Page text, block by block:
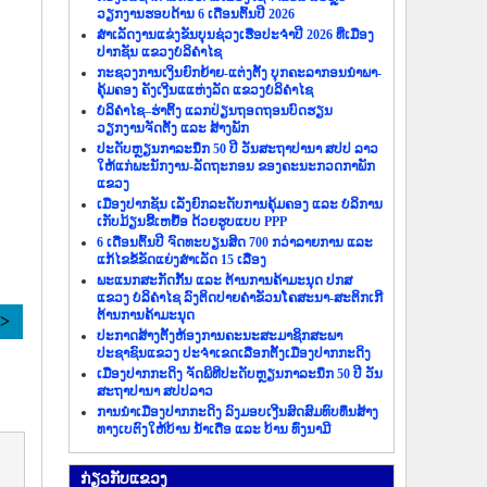
ວຽກງານຮອບດ້ານ 6 ເດືອນຕົ້ນປີ 2026
ສຳເລັດງານແຂ່ງຂັນບຸນຊ່ວງເຮືອປະຈຳປີ 2026 ທີ່ເມືອງ
ປາກຊັນ ແຂວງບໍລິຄຳໄຊ
ກະຊວງການເງິນຍົກຍ້າຍ-ແຕ່ງຕັ້ງ ບຸກຄະລາກອນນຳພາ-
ຄຸ້ມຄອງ ຄັງເງີນແແຫ່ງລັດ ແຂວງບໍລິຄຳໄຊ
ບໍລິຄຳໄຊ–ຮ່າຕິ້ງ ແລກປ່ຽນຖອດຖອນບົດຮຽນ
ວຽກງານຈັດຕັ້ງ ແລະ ສ້າງພັກ
ປະດັບຫຼຽນກາລະນຶກ 50 ປີ ວັນສະຖາປານາ ສປປ ລາວ
ໃຫ້ແກ່ພະນັກງານ-ລັດຖະກອນ ຂອງຄະນະກວດກາພັກ
ແຂວງ
ເມືອງປາກຊັນ ເລັ່ງຍົກລະດັບການຄຸ້ມຄອງ ແລະ ບໍລິການ
ເກັບມ້ຽນຂີ້ເຫຍື້ອ ດ້ວຍຮູບແບບ PPP
6 ເດືອນຕົ້ນປີ ຈົດທະບຽນສິດ 700 ກວ່າລາຍການ ແລະ
ແກ້ໄຂຂໍ້ຂັດແຍ່ງສຳເລັດ 15 ເລື່ອງ
ພະແນກສະກັດກັ້ນ ແລະ ຕ້ານການຄ້າມະນຸດ ປກສ
ແຂວງ ບໍລິຄຳໄຊ ລົງຕິດປາຍຄຳຂັວນໂຄສະນາ-ສະຕິກເກີ
ຕ້ານການຄ້າມະນຸດ
ປະກາດສ້າງຕັ້ງຫ້ອງການຄະນະສະມາຊິກສະພາ
ປະຊາຊົນແຂວງ ປະຈຳເຂດເລືອກຕັ້ງເມືອງປາກກະດິງ
ເມືອງປາກກະດິງ ຈັດພິທີປະດັບຫຼຽນກາລະນຶກ 50 ປີ ວັນ
ສະຖາປານາ ສປປລາວ
ການນຳເມືອງປາກກະດິງ ລົງມອບເງີນສົດສົມທົບທຶນສ້າງ
ທາງເບຕົງໃຫ້ບ້ານ ນ້ຳເດື່ອ ແລະ ບ້ານ ທົ່ງນາມີ
ກ່ຽວ​ກັບ​ແຂວງ